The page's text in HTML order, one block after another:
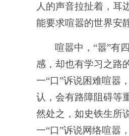
人的声音拉扯着，耳
能要求喧嚣的世界安
喧嚣中， “嚣”有
感，却也有学习之路
一“口”诉说困难喧嚣
认，会有路障阻碍等
然处之，如史铁生所
一“口”诉说网络喧嚣